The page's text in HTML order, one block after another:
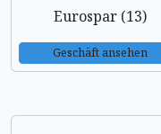
Eurospar (13)
Geschäft ansehen